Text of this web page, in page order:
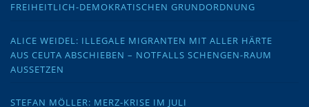
FREIHEITLICH-DEMOKRATISCHEN GRUNDORDNUNG
ALICE WEIDEL: ILLEGALE MIGRANTEN MIT ALLER HÄRTE
AUS CEUTA ABSCHIEBEN – NOTFALLS SCHENGEN-RAUM
AUSSETZEN
STEFAN MÖLLER: MERZ-KRISE IM JULI